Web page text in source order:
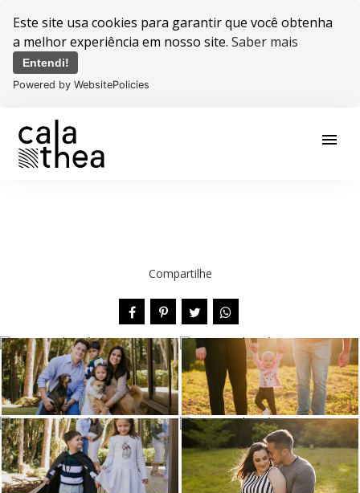
Este site usa cookies para garantir que você obtenha
a melhor experiência em nosso site. Saber mais
Entendi!
Powered by WebsitePolicies
menu
Compartilhe